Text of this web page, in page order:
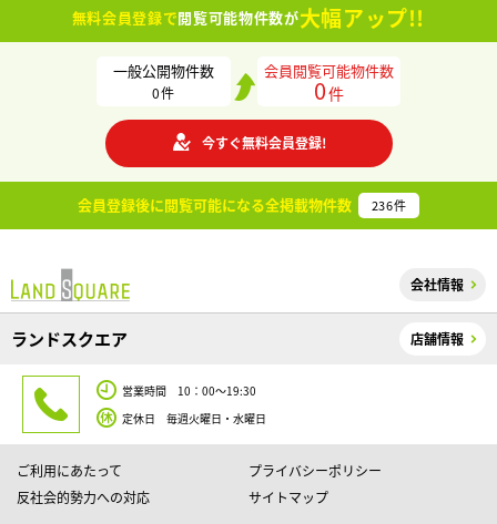
無料会員登録で閲覧可能物件数が大幅アップ!!
一般公開物件数
0件
会員閲覧可能物件数
0件
今すぐ無料会員登録!
会員登録後に閲覧可能になる全掲載物件数 236件
会社情報
ランドスクエア 店舗情報
営業時間 10：00～19:30
定休日 毎週火曜日・水曜日
ご利用にあたって
プライバシーポリシー
反社会的勢力への対応
サイトマップ